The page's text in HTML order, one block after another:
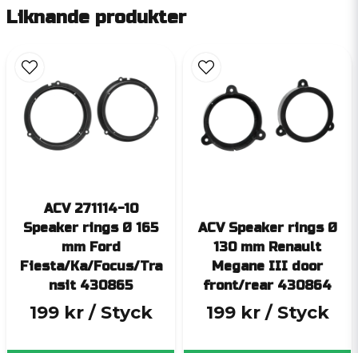
Liknande produkter
ACV 271114-10
Speaker rings Ø 165
mm Ford
Fiesta/Ka/Focus/Tra
nsit 430865
199 kr / Styck
ACV Speaker rings Ø
130 mm Renault
Megane III door
front/rear 430864
199 kr / Styck